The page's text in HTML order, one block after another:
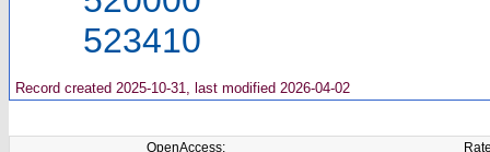
523410
Record created 2025-10-31, last modified 2026-04-02
OpenAccess: